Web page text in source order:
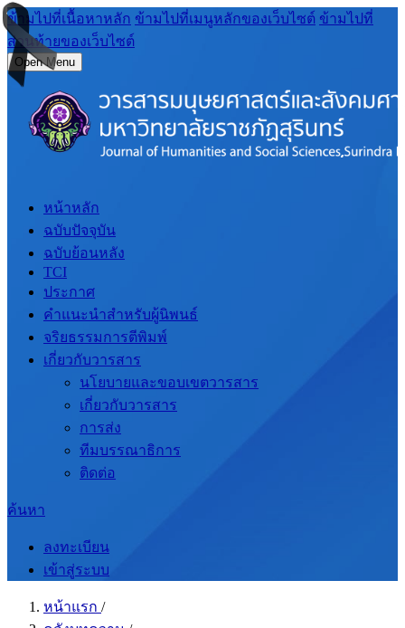
ข้ามไปที่เนื้อหาหลัก ข้ามไปที่เมนูหลักของเว็บไซต์ ข้ามไปที่
ส่วนท้ายของเว็บไซต์
Open Menu
หน้าหลัก
ฉบับปัจจุบัน
ฉบับย้อนหลัง
TCI
ประกาศ
คำแนะนำสำหรับผู้นิพนธ์
จริยธรรมการตีพิมพ์
เกี่ยวกับวารสาร
นโยบายและขอบเขตวารสาร
เกี่ยวกับวารสาร
การส่ง
ทีมบรรณาธิการ
ติดต่อ
ค้นหา
ลงทะเบียน
เข้าสู่ระบบ
หน้าแรก /